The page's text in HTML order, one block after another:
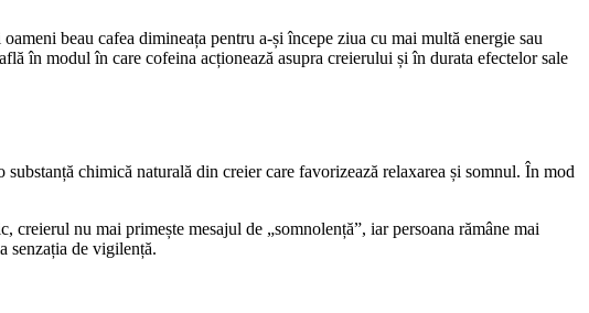
beau cafea dimineața pentru a-și începe ziua cu mai multă energie sau
în modul în care cofeina acționează asupra creierului și în durata efectelor sale
chimică naturală din creier care favorizează relaxarea și somnul. În mod
nu mai primește mesajul de „somnolență”, iar persoana rămâne mai
senzația de vigilență.